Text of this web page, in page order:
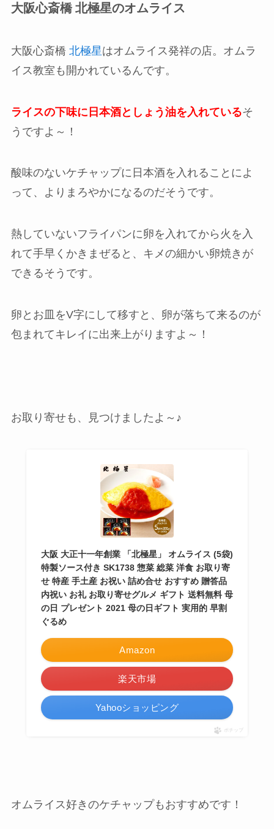
大阪心斎橋 北極星のオムライス
大阪心斎橋 北極星はオムライス発祥の店。オムラ
イス教室も開かれているんです。
ライスの下味に日本酒としょう油を入れているそ
うですよ～！
酸味のないケチャップに日本酒を入れることによ
って、よりまろやかになるのだそうです。
熱していないフライパンに卵を入れてから火を入
れて手早くかきまぜると、キメの細かい卵焼きが
できるそうです。
卵とお皿をV字にして移すと、卵が落ちて来るのが
包まれてキレイに出来上がりますよ～！
お取り寄せも、見つけましたよ～♪
大阪 大正十一年創業 「北極星」 オムライス (5袋)
特製ソース付き SK1738 惣菜 総菜 洋食 お取り寄
せ 特産 手土産 お祝い 詰め合せ おすすめ 贈答品
内祝い お礼 お取り寄せグルメ ギフト 送料無料 母
の日 プレゼント 2021 母の日ギフト 実用的 早割
ぐるめ
Amazon
楽天市場
Yahooショッピング
ポチップ
オムライス好きのケチャップもおすすめです！